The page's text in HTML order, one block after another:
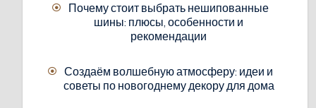
Почему стоит выбрать нешипованные
шины: плюсы, особенности и
рекомендации
Создаём волшебную атмосферу: идеи и
советы по новогоднему декору для дома